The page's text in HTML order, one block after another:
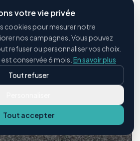
industrielles
votre vie privée
cookies pour mesurer notre
nos campagnes. Vous pouvez
refuser ou personnaliser vos choix.
conservée 6 mois. En savoir plus
Tout refuser
Tout accepter